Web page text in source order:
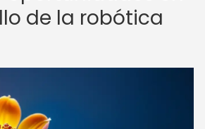
de la robótica